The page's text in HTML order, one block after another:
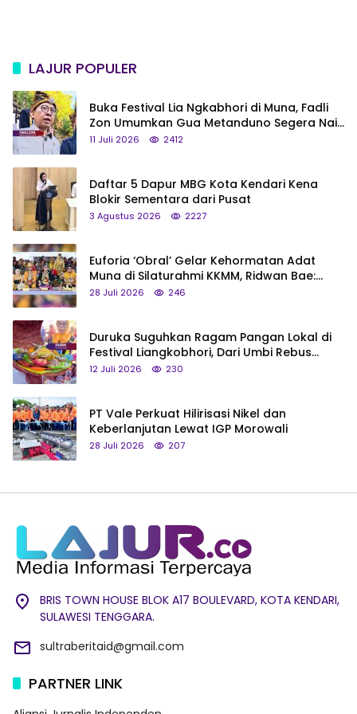
LAJUR POPULER
Buka Festival Lia Ngkabhori di Muna, Fadli
Zon Umumkan Gua Metanduno Segera Naik
Status Jadi Cagar Budaya Nasional
11 Juli 2026 2412
Daftar 5 Dapur MBG Kota Kendari Kena
Blokir Sementara dari Pusat
3 Agustus 2026 2227
Euforia ‘Obral’ Gelar Kehormatan Adat
Muna di Silaturahmi KKMM, Ridwan Bae:
Saya Bukan Tipe Begitu, Belum Pantas!
28 Juli 2026 246
Duruka Suguhkan Ragam Pangan Lokal di
Festival Liangkobhori, Dari Umbi Rebus
hingga Tumpeng Beras Muna
12 Juli 2026 230
PT Vale Perkuat Hilirisasi Nikel dan
Keberlanjutan Lewat IGP Morowali
28 Juli 2026 207
BRIS TOWN HOUSE BLOK A17 BOULEVARD, KOTA KENDARI,
SULAWESI TENGGARA.
sultraberitaid@gmail.com
PARTNER LINK